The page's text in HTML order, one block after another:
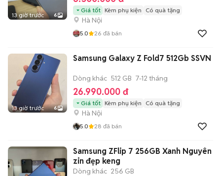
13 giờ trước 6
Giá tốt Kèm phụ kiện Có quà tặng
Hà Nội
5.0 26 đã bán
13 giờ trước 6
Samsung Galaxy Z Fold7 512Gb SSVN
Dòng khác 512 GB 7-12 tháng
26.990.000 đ
Giá tốt Kèm phụ kiện Có quà tặng
Hà Nội
5.0 28 đã bán
Samsung ZFlip 7 256GB Xanh Nguyên
zin đẹp keng
Dòng khác 256 GB